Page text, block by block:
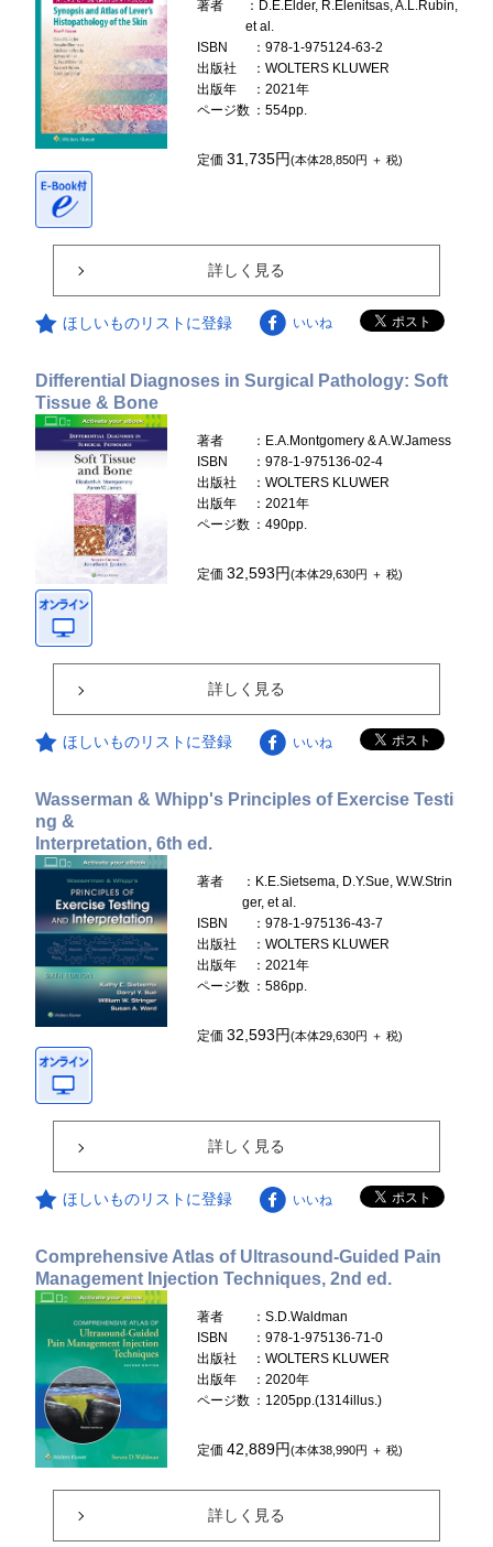
著者
：D.E.Elder, R.Elenitsas, A.L.Rubin,
et al.
ISBN
：978-1-975124-63-2
出版社
：WOLTERS KLUWER
出版年
：2021年
ページ数 ：554pp.
定価31,735円(本体28,850円 ＋ 税)
詳しく見る
ほしいものリストに登録 いいね
Differential Diagnoses in Surgical Pathology: Soft
Tissue & Bone
著者
：E.A.Montgomery & A.W.Jamess
ISBN
：978-1-975136-02-4
出版社
：WOLTERS KLUWER
出版年
：2021年
ページ数 ：490pp.
定価32,593円(本体29,630円 ＋ 税)
詳しく見る
ほしいものリストに登録 いいね
Wasserman & Whipp's Principles of Exercise Testi
ng &
Interpretation, 6th ed.
著者
：K.E.Sietsema, D.Y.Sue, W.W.Strin
ger, et al.
ISBN
：978-1-975136-43-7
出版社
：WOLTERS KLUWER
出版年
：2021年
ページ数 ：586pp.
定価32,593円(本体29,630円 ＋ 税)
詳しく見る
ほしいものリストに登録 いいね
Comprehensive Atlas of Ultrasound-Guided Pain
Management Injection Techniques, 2nd ed.
著者
：S.D.Waldman
ISBN
：978-1-975136-71-0
出版社
：WOLTERS KLUWER
出版年
：2020年
ページ数 ：1205pp.(1314illus.)
定価42,889円(本体38,990円 ＋ 税)
詳しく見る